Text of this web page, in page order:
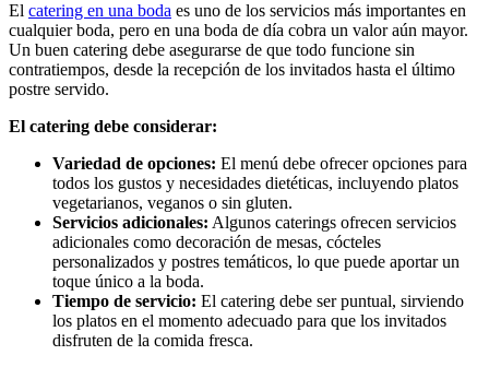
El catering en una boda es uno de los servicios más importantes en
cualquier boda, pero en una boda de día cobra un valor aún mayor.
Un buen catering debe asegurarse de que todo funcione sin
contratiempos, desde la recepción de los invitados hasta el último
postre servido.
El catering debe considerar:
Variedad de opciones: El menú debe ofrecer opciones para
todos los gustos y necesidades dietéticas, incluyendo platos
vegetarianos, veganos o sin gluten.
Servicios adicionales: Algunos caterings ofrecen servicios
adicionales como decoración de mesas, cócteles
personalizados y postres temáticos, lo que puede aportar un
toque único a la boda.
Tiempo de servicio: El catering debe ser puntual, sirviendo
los platos en el momento adecuado para que los invitados
disfruten de la comida fresca.